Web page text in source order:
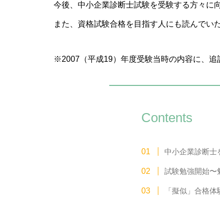
今後、中小企業診断士試験を受験する方々に
また、資格試験合格を目指す人にも読んでい
※2007（平成19）年度受験当時の内容に、追
Contents
中小企業診断士
試験勉強開始〜
「擬似」合格